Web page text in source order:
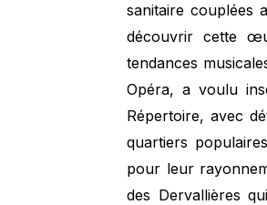
sanitaire couplées
découvrir cette
tendances
Opéra, a voulu
Répertoire, avec
quartiers
pour leur
des Dervallières